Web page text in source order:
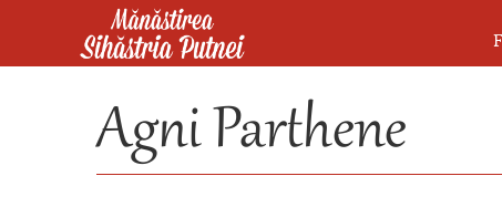
Mergi la conţinutul principal
Agni Parthene